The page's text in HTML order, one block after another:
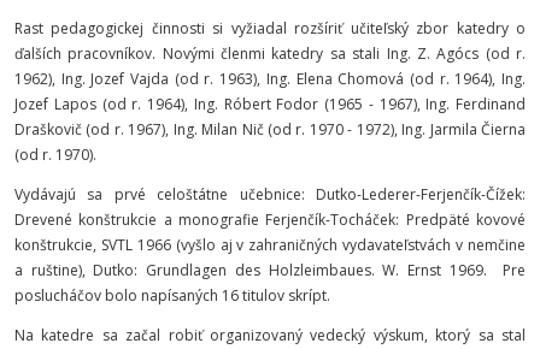
Rast pedagogickej činnosti si vyžiadal rozšíriť učiteľský zbor katedry o
ďalších pracovníkov. Novými členmi katedry sa stali Ing. Z. Agócs (od r.
1962), Ing. Jozef Vajda (od r. 1963), Ing. Elena Chomová (od r. 1964), Ing.
Jozef Lapos (od r. 1964), Ing. Róbert Fodor (1965 - 1967), Ing. Ferdinand
Draškovič (od r. 1967), Ing. Milan Nič (od r. 1970 - 1972), Ing. Jarmila Čierna
(od r. 1970).
Vydávajú sa prvé celoštátne učebnice: Dutko-Lederer-Ferjenčík-Čížek:
Drevené konštrukcie a monografie Ferjenčík-Tocháček: Predpäté kovové
konštrukcie, SVTL 1966 (vyšlo aj v zahraničných vydavateľstvách v nemčine
a ruštine), Dutko: Grundlagen des Holzleimbaues. W. Ernst 1969. Pre
poslucháčov bolo napísaných 16 titulov skrípt.
Na katedre sa začal robiť organizovaný vedecký výskum, ktorý sa stal